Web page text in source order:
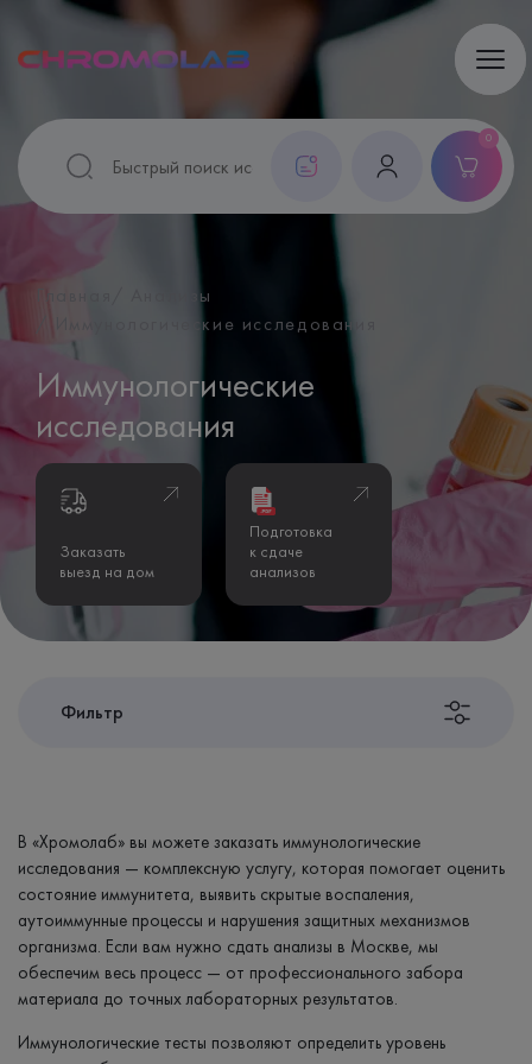
0
Анализы
Иммунологические исследования
Иммунологические
исследования
Заказать
выезд на дом
Подготовка
к сдаче
анализов
Фильтр
В «Хромолаб» вы можете заказать иммунологические
исследования — комплексную услугу, которая помогает оценить
состояние иммунитета, выявить скрытые воспаления,
аутоиммунные процессы и нарушения защитных механизмов
организма. Если вам нужно сдать анализы в Москве, мы
обеспечим весь процесс — от профессионального забора
материала до точных лабораторных результатов.
Иммунологические тесты позволяют определить уровень